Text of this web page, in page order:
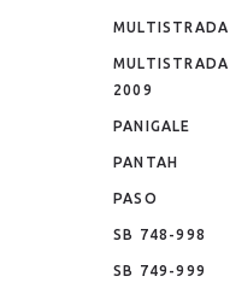
2009
PANIGALE
PANTAH
PASO
SB 748-998
SB 749-999